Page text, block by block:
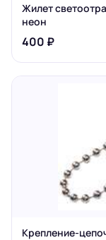
Жилет
неон
400 ₽
Крепление-